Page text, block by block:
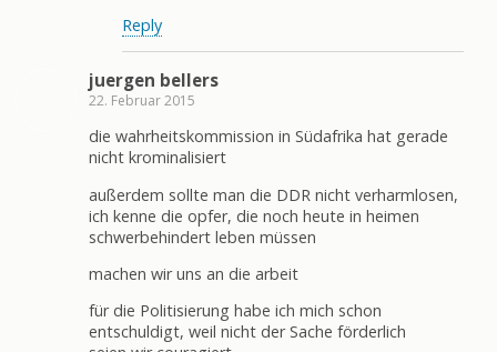
Reply
juergen bellers
22. Februar 2015
die wahrheitskommission in Südafrika hat gerade
nicht krominalisiert
außerdem sollte man die DDR nicht verharmlosen,
ich kenne die opfer, die noch heute in heimen
schwerbehindert leben müssen
machen wir uns an die arbeit
für die Politisierung habe ich mich schon
entschuldigt, weil nicht der Sache förderlich